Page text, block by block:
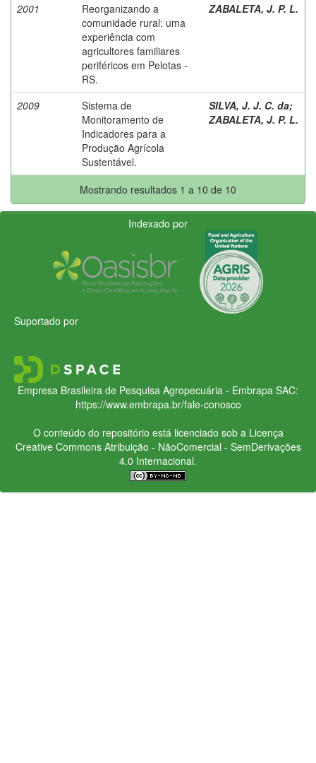
2001
Reorganizando a
comunidade rural: uma
experiência com
agricultores familiares
periféricos em Pelotas -
RS.
ZABALETA, J. P. L.
2009
Sistema de
Monitoramento de
Indicadores para a
Produção Agrícola
Sustentável.
SILVA, J. J. C. da;
ZABALETA, J. P. L.
Mostrando resultados 1 a 10 de 10
Indexado por
Suportado por
Empresa Brasileira de Pesquisa Agropecuária - Embrapa SAC:
https://www.embrapa.br/fale-conosco
O conteúdo do repositório está licenciado sob a Licença
Creative CommonsAtribuição - NãoComercial - SemDerivações
4.0 Internacional.